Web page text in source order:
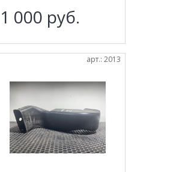
1 000 руб.
арт.: 2013